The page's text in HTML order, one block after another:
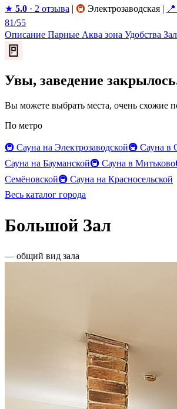
★ 5.0 · 2 отзыва | 🚇 Электрозаводская |
81/55
Описание Парные Аква зона Удобства
🚪
Увы, заведение
Вы можете выбрать места, очень схожие
По метро
🚇 Сауна на Электрозаводской🚇 Сауна в
Сауна на Бауманской🚇 Сауна в Митьково
Семёновской🚇 Сауна на Красносельской
Весь каталог города
Большой Зал
— общий вид зала